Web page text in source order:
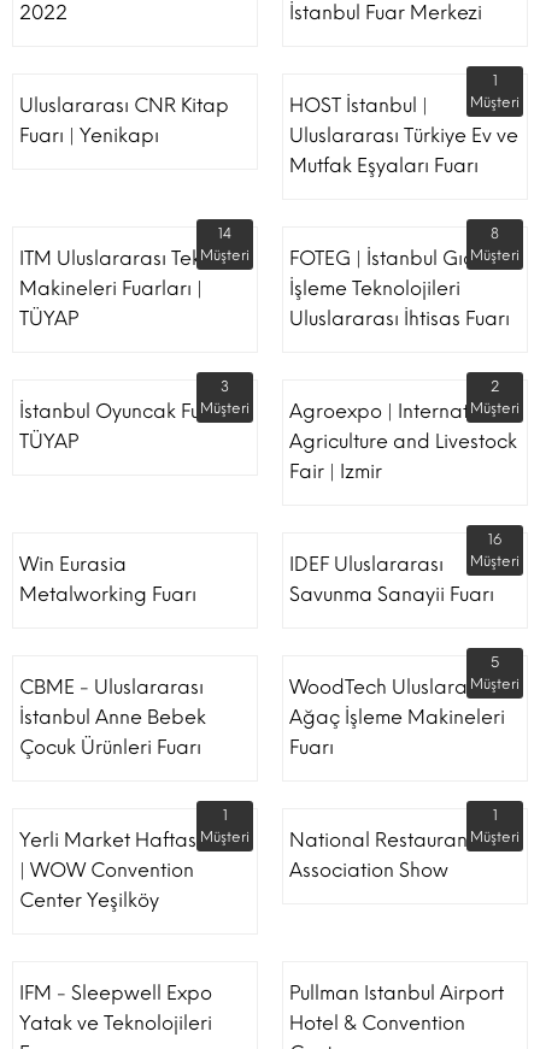
2022
İstanbul Fuar Merkezi
Uluslararası CNR Kitap
Fuarı | Yenikapı
HOST İstanbul |
Uluslararası Türkiye Ev ve
Mutfak Eşyaları Fuarı
1
Müşteri
ITM Uluslararası Tekstil
Makineleri Fuarları |
TÜYAP
14
Müşteri
FOTEG | İstanbul Gıda
İşleme Teknolojileri
Uluslararası İhtisas Fuarı
8
Müşteri
İstanbul Oyuncak Fuarı -
TÜYAP
3
Müşteri
Agroexpo | International
Agriculture and Livestock
Fair | Izmir
2
Müşteri
Win Eurasia
Metalworking Fuarı
IDEF Uluslararası
Savunma Sanayii Fuarı
16
Müşteri
CBME - Uluslararası
İstanbul Anne Bebek
Çocuk Ürünleri Fuarı
WoodTech Uluslararası
Ağaç İşleme Makineleri
Fuarı
5
Müşteri
Yerli Market Haftası Fuarı
| WOW Convention
Center Yeşilköy
1
Müşteri
National Restaurant
Association Show
1
Müşteri
IFM - Sleepwell Expo
Yatak ve Teknolojileri
Pullman Istanbul Airport
Hotel & Convention